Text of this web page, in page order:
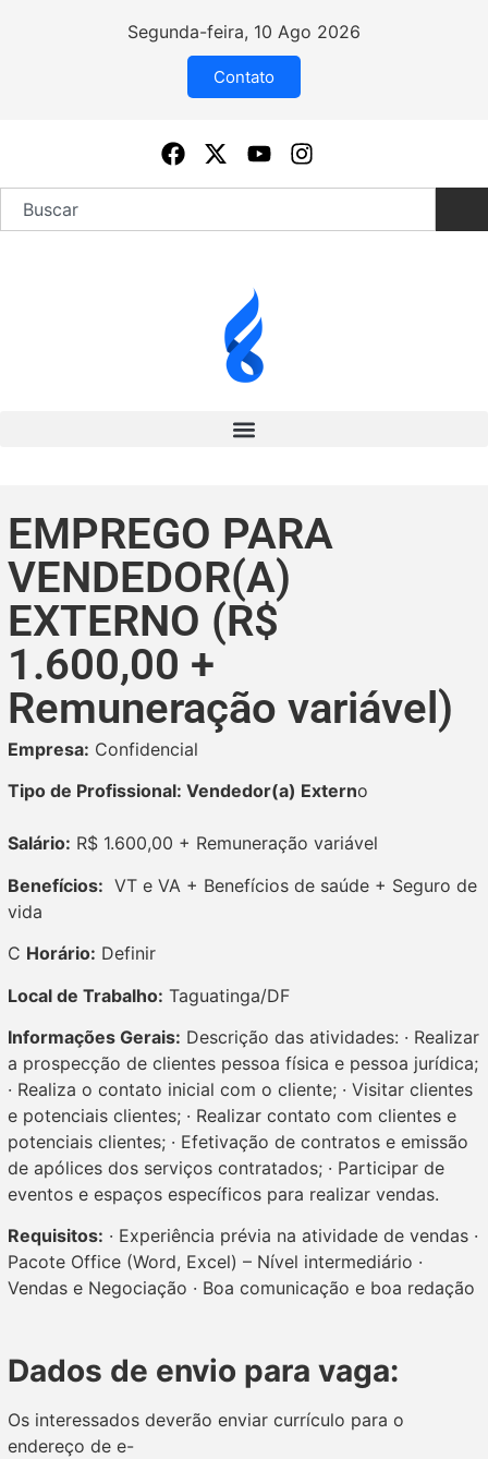
Segunda-feira, 10 Ago 2026
Contato
EMPREGO PARA
VENDEDOR(A)
EXTERNO (R$
1.600,00 +
Remuneração variável)
Empresa: Confidencial
Tipo de Profissional: Vendedor(a) Externo
Salário: R$ 1.600,00 + Remuneração variável
Benefícios: VT e VA + Benefícios de saúde + Seguro de
vida
C Horário: Definir
Local de Trabalho: Taguatinga/DF
Informações Gerais: Descrição das atividades: · Realizar
a prospecção de clientes pessoa física e pessoa jurídica;
· Realiza o contato inicial com o cliente; · Visitar clientes
e potenciais clientes; · Realizar contato com clientes e
potenciais clientes; · Efetivação de contratos e emissão
de apólices dos serviços contratados; · Participar de
eventos e espaços específicos para realizar vendas.
Requisitos: · Experiência prévia na atividade de vendas ·
Pacote Office (Word, Excel) – Nível intermediário ·
Vendas e Negociação · Boa comunicação e boa redação
Dados de envio para vaga:
Os interessados deverão enviar currículo para o
endereço de e-